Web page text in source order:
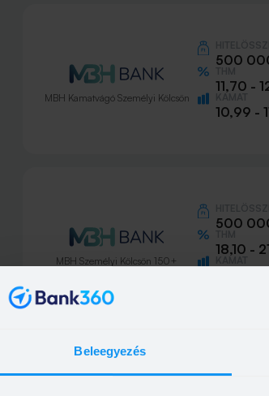
Beleegyezés
MBH Kamatvágó Személyi Kölcsön
500
11,70 -
10,99 -
MBH Személyi Kölcsön 150+
500
18,10 -